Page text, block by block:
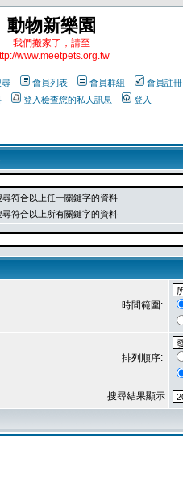
動物新樂園
我們搬家了，請至
www.meetpets.org.tw
尋 會員列表 會員群組
會員註冊
登入檢查您的私人訊息 登入
尋符合以上任一關鍵字的資料
尋符合以上所有關鍵字的資料
時間範圍:
排列順序:
搜尋結果顯示